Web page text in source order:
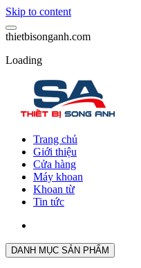
Skip to content
thietbisonganh.com
Loading
Trang chủ
Giới thiệu
Cửa hàng
Máy khoan
Khoan từ
Tin tức
DANH MỤC SẢN PHẨM